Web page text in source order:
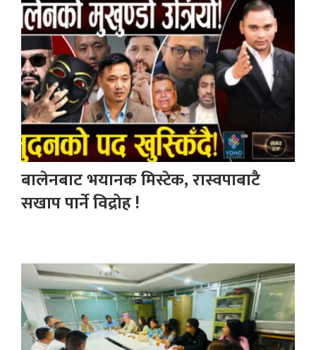
बालेनबाट भयानक मिस्टेक, रास्वपाबाटै
सखाप पार्ने विद्रोह !